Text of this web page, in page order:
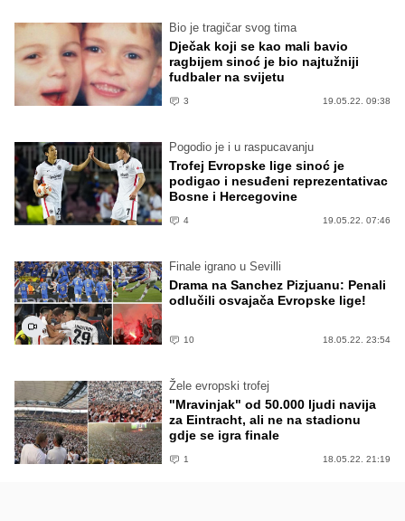
Bio je tragičar svog tima
Dječak koji se kao mali bavio
ragbijem sinoć je bio najtužniji
fudbaler na svijetu
3 19.05.22. 09:38
Pogodio je i u raspucavanju
Trofej Evropske lige sinoć je
podigao i nesuđeni reprezentativac
Bosne i Hercegovine
4 19.05.22. 07:46
Finale igrano u Sevilli
Drama na Sanchez Pizjuanu: Penali
odlučili osvajača Evropske lige!
10 18.05.22. 23:54
Žele evropski trofej
"Mravinjak" od 50.000 ljudi navija
za Eintracht, ali ne na stadionu
gdje se igra finale
1 18.05.22. 21:19